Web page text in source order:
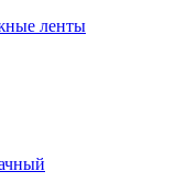
ленты